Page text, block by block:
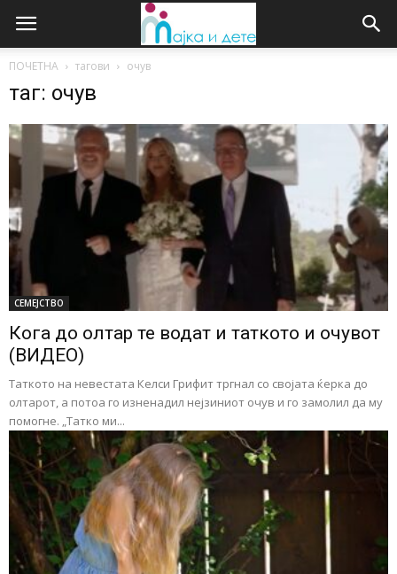
ПОЧЕТНА тагови очув
таг: очув
СЕМЕЈСТВО
Кога до олтар те водат и таткото и очувот
(ВИДЕО)
Таткото на невестата Келси Грифит тргнал со својата ќерка до
олтарот, а потоа го изненадил нејзиниот очув и го замолил да му
помогне. „Татко ми...